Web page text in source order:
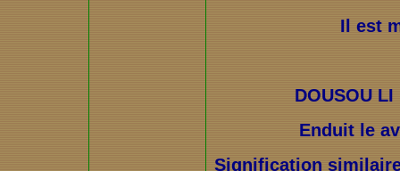
Il est
DOUSOU
Enduit le
Signification